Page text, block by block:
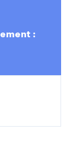
: